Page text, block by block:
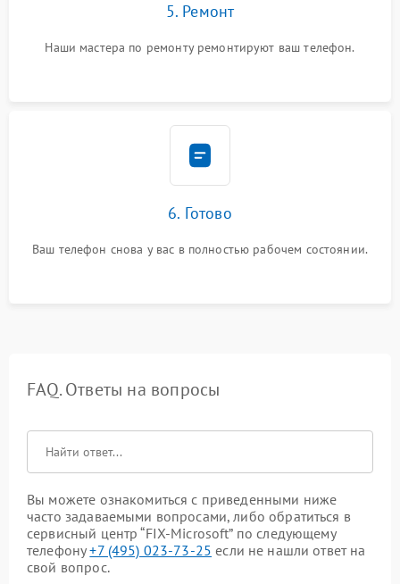
5. Ремонт
Наши мастера по ремонту ремонтируют ваш телефон.
6. Готово
Ваш телефон снова у вас в полностью рабочем состоянии.
FAQ. Ответы на вопросы
Вы можете ознакомиться с приведенными ниже
часто задаваемыми вопросами, либо обратиться в
сервисный центр “FIX-Microsoft” по следующему
телефону+7 (495) 023-73-25 если не нашли ответ на
свой вопрос.